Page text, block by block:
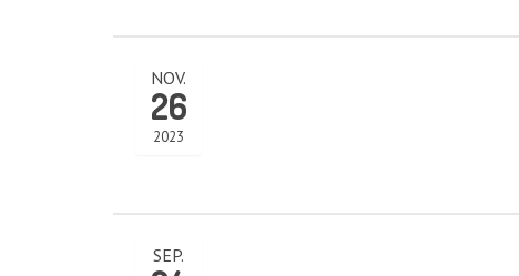
NOV.
26
2023
SEP.
Abteilungen
Aktuell(48)
Kids – Teens